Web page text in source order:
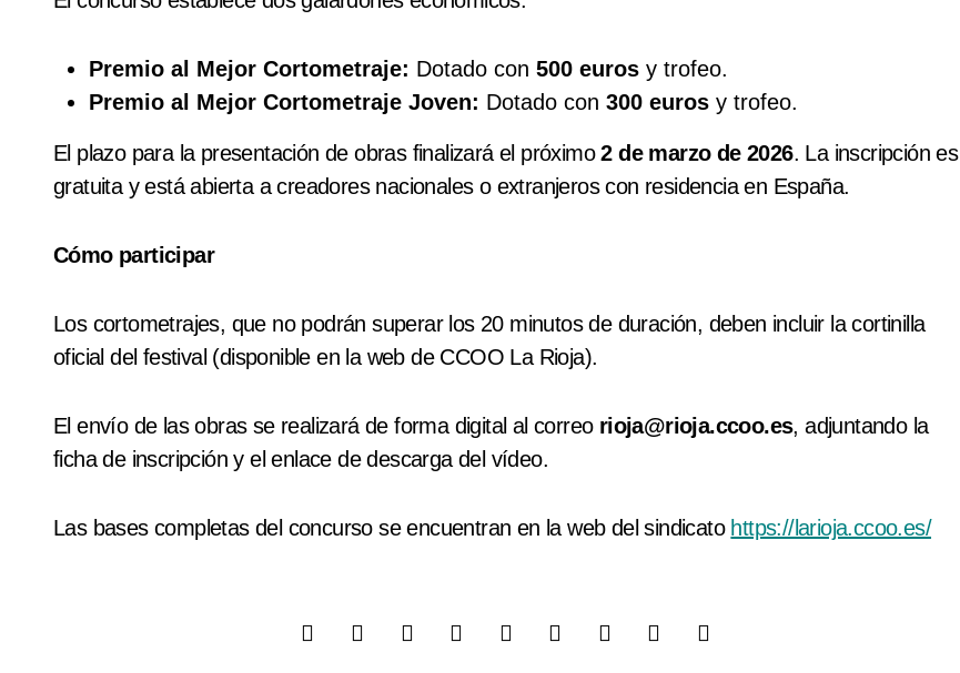
Premio al Mejor Cortometraje: Dotado con 500 euros y trofeo.
Premio al Mejor Cortometraje Joven: Dotado con 300 euros y trofeo.
El plazo para la presentación de obras finalizará el próximo2 de marzo de 2026. La inscripción es
gratuita y está abierta a creadores nacionales o extranjeros con residencia en España.
Cómo participar
Los cortometrajes, que no podrán superar los 20 minutos de duración, deben incluir la cortinilla
oficial del festival (disponible en la web de CCOO La Rioja).
El envío de las obras se realizará de forma digital al correo rioja@rioja.ccoo.es, adjuntando la
ficha de inscripción y el enlace de descarga del vídeo.
Las bases completas del concurso se encuentran en la web del sindicato https://larioja.ccoo.es/